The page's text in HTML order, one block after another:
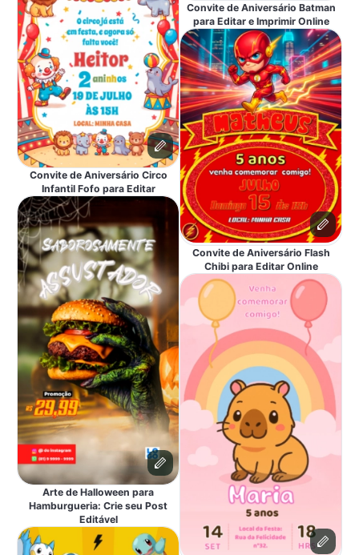
Convite de Aniversário Circo
Infantil Fofo para Editar
Arte de Halloween para
Hamburgueria: Crie seu Post
Editável
Convite de Aniversário Batman
para Editar e Imprimir Online
Convite de Aniversário Flash
Chibi para Editar Online